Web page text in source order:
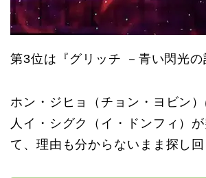
第3位は『グリッチ －青い閃光の
ホン・ジヒョ（チョン・ヨビン
人イ・シグク（イ・ドンフィ）
て、理由も分からないまま探し回